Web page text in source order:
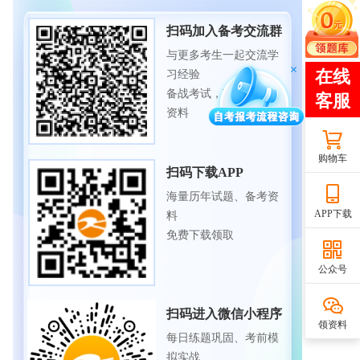
扫码加入备考交流群
与更多考生一起交流学
习经验
备战考试，获取试题及
资料
扫码下载APP
海量历年试题、备考资
料
免费下载领取
扫码进入微信小程序
每日练题巩固、考前模
拟实战
购物车
APP下载
公众号
领资料